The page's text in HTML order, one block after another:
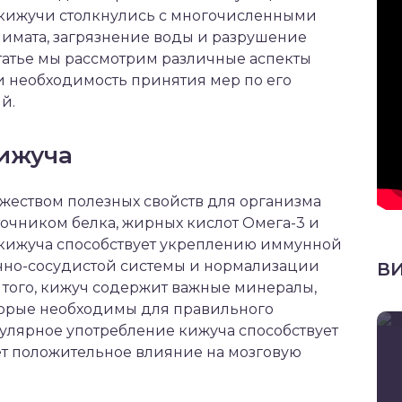
столкнулись с многочисленными
загрязнение воды и разрушение
мы рассмотрим различные аспекты
принятия мер по его
полезных свойств для организма
белка, жирных кислот Омега-3 и
способствует укреплению иммунной
сосудистой системы и нормализации
кижуч содержит важные минералы,
необходимы для правильного
употребление кижуча способствует
положительное влияние на мозговую